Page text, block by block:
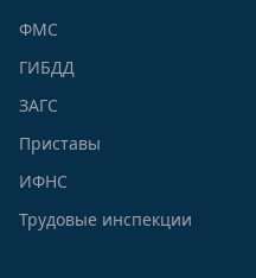
ФМС
ГИБДД
ЗАГС
Приставы
ИФНС
Трудовые инспекции